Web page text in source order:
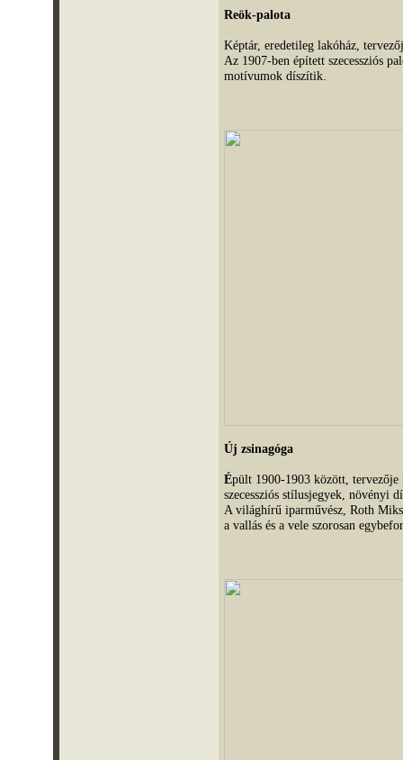
Reök-palota
Képtár, eredetileg lakóház,
Az 1907-ben épített szecessziós
motívumok díszítik.
Új zsinagóga
Épült 1900-1903 között,
szecessziós stílusjegyek, növényi
A világhírű iparművész, Roth
a vallás és a vele szorosan